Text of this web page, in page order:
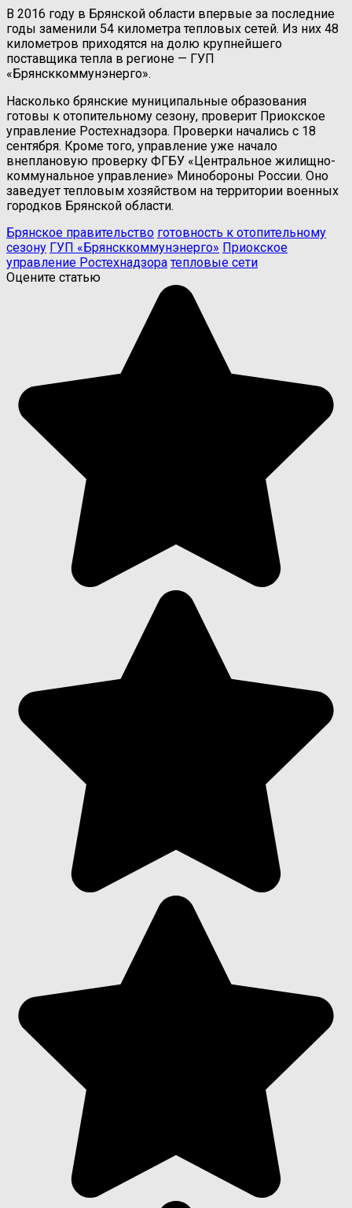
В 2016 году в Брянской области впервые за последние
годы заменили 54 километра тепловых сетей. Из них 48
километров приходятся на долю крупнейшего
поставщика тепла в регионе — ГУП
«Брянсккоммунэнерго».
Насколько брянские муниципальные образования
готовы к отопительному сезону, проверит Приокское
управление Ростехнадзора. Проверки начались с 18
сентября. Кроме того, управление уже начало
внеплановую проверку ФГБУ «Центральное жилищно-
коммунальное управление» Минобороны России. Оно
заведует тепловым хозяйством на территории военных
городков Брянской области.
Брянское правительство готовность к отопительному
сезону ГУП «Брянсккоммунэнерго» Приокское
управление Ростехнадзора тепловые сети
Оцените статью